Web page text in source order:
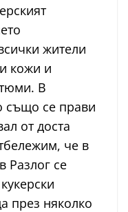
жители
кожи и
В
също се прави
от доста
че в
Разлог се
през няколко